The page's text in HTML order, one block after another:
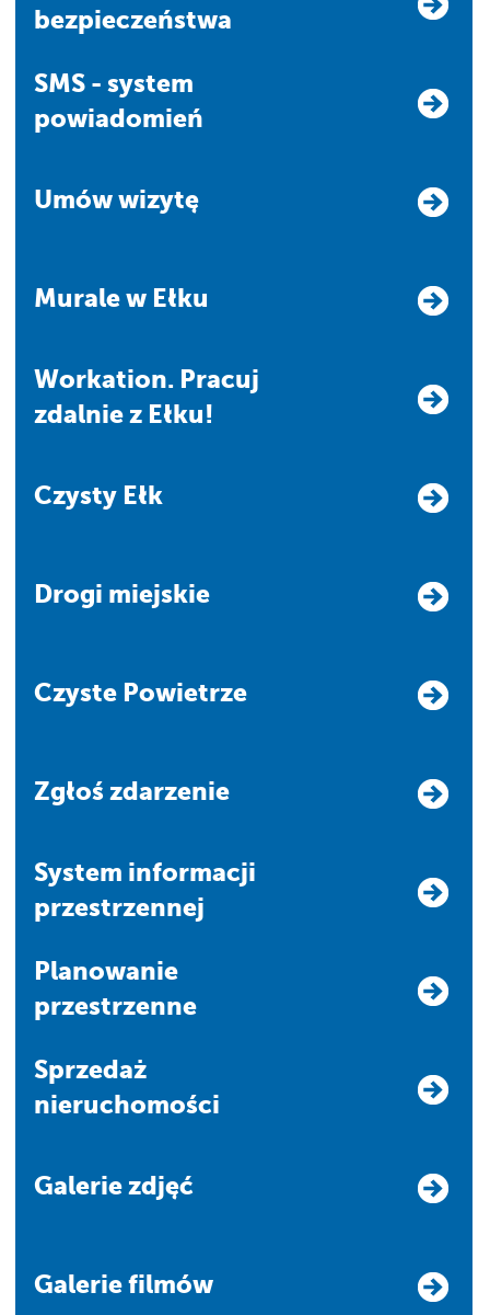
bezpieczeństwa
SMS - system
powiadomień
Umów wizytę
Murale w Ełku
Workation. Pracuj
zdalnie z Ełku!
Czysty Ełk
Drogi miejskie
Czyste Powietrze
Zgłoś zdarzenie
system informacji
przestrzennej
Planowanie
przestrzenne
Sprzedaż
nieruchomości
Galerie zdjęć
Galerie filmów